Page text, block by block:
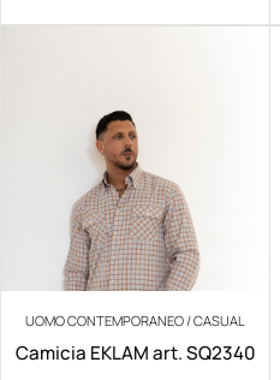
UOMO CONTEMPORANEO / CASUAL
Camicia EKLAM art. SQ2340